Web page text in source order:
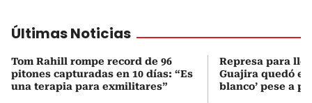
Últimas Noticias
Tom Rahill rompe record de 96
pitones capturadas en 10 días: “Es
una terapia para exmilitares”
Represa para
Guajira quedó en
blanco’ pese a